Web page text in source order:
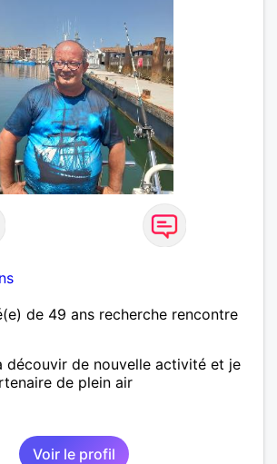
de 49 ans recherche rencontre
découvir de nouvelle activité et je
de plein air
Voir le profil